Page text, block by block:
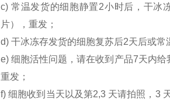
c) 常温发货的细胞静置2小时后，干冰
片），重发；
d) 干冰冻存发货的细胞复苏后2天后或常
e) 细胞活性问题，请在收到产品7天内
重发；
f) 细胞收到当天以及第2,3 天请拍照，3